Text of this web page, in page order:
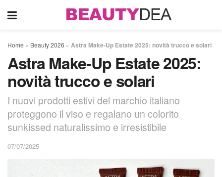
Home » Beauty 2026 » Astra Make-Up Estate 2025: novità trucco e solari
Astra Make-Up Estate 2025:
novità trucco e solari
I nuovi prodotti estivi del marchio italiano
proteggono il viso e regalano un colorito
sunkissed naturalissimo e irresistibile
07/07/2025